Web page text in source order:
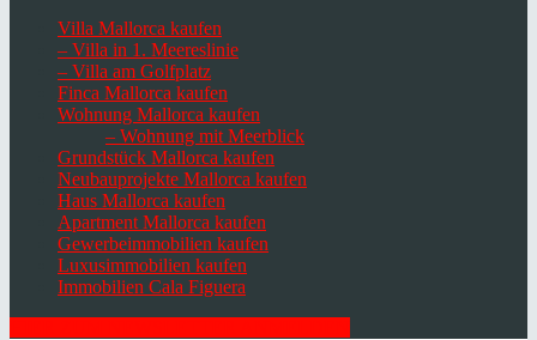
Villa Mallorca kaufen
– Villa in 1. Meereslinie
– Villa am Golfplatz
Finca Mallorca kaufen
Wohnung Mallorca kaufen
– Wohnung mit Meerblick
Grundstück Mallorca kaufen
Neubauprojekte Mallorca kaufen
Haus Mallorca kaufen
Apartment Mallorca kaufen
Gewerbeimmobilien kaufen
Luxusimmobilien kaufen
Immobilien Cala Figuera